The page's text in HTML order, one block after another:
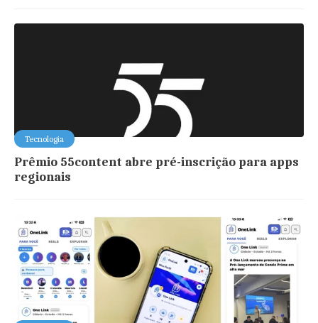
Tecnologia
Prêmio 55content abre pré-inscrição para apps
regionais